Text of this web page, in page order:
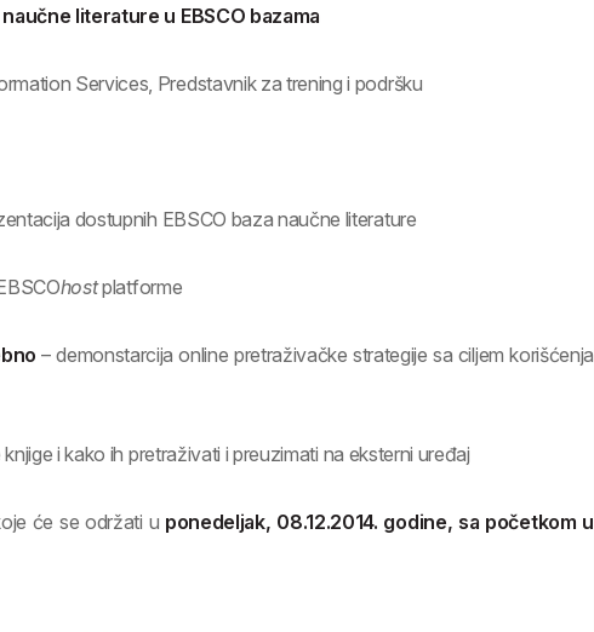
literature u EBSCO bazama
Services, Predstavnik za trening i podršku
dostupnih EBSCO baza naučne literature
hostplatforme
– demonstarcija online pretraživačke strategije sa ciljem korišćenja
i kako ih pretraživati i preuzimati na eksterni uređaj
će se održati u ponedeljak, 08.12.2014. godine, sa početkom u